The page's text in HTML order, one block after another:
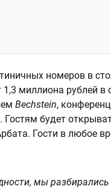
номеров в
1,3 миллиона рублей
Bechstein,
Гостям будет
Гости в любое
мы разбирались